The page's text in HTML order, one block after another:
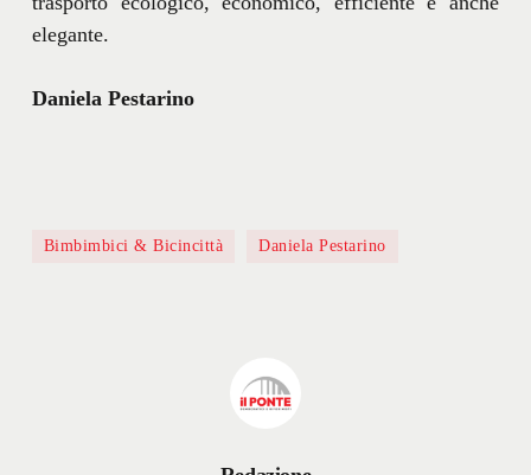
elegante.
Daniela Pestarino
Bimbimbici & Bicincittà Daniela Pestarino